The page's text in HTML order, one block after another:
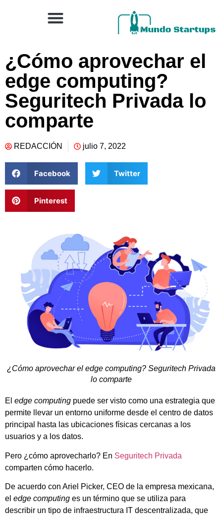
¿Cómo aprovechar el
edge computing?
Seguritech Privada lo
comparte
REDACCIÓN julio 7, 2022
Facebook Twitter
Pinterest
¿Cómo aprovechar el edge computing? Seguritech Privada
lo comparte
El edge computing puede ser visto como una estrategia que
permite llevar un entorno uniforme desde el centro de datos
principal hasta las ubicaciones físicas cercanas a los
usuarios y a los datos.
Pero ¿cómo aprovecharlo? En Seguritech Privada
comparten cómo hacerlo.
De acuerdo con Ariel Picker, CEO de la empresa mexicana,
el edge computing es un término que se utiliza para
describir un tipo de infraestructura IT descentralizada, que